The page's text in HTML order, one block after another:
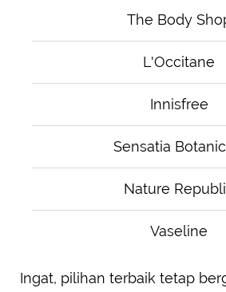
The Body
L'Occitane
Innisfree
Sensatia
Nature
Vaseline
Ingat, pilihan terbaik tetap